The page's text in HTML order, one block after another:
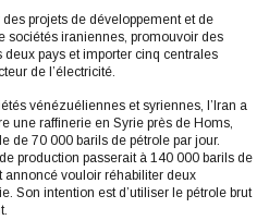
projets de développement et de
sociétés iraniennes, promouvoir des
pays et importer cinq centrales
de l’électricité.
vénézuéliennes et syriennes, l’Iran a
une raffinerie en Syrie près de Homs,
de 70 000 barils de pétrole par jour.
production passerait à 140 000 barils de
annoncé vouloir réhabiliter deux
Son intention est d’utiliser le pétrole brut